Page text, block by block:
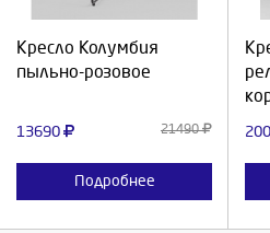
Кресло Колумбия
пыльно-розовое
13690 21490
Подробнее
Продолжить